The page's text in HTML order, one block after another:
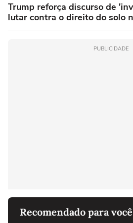
Trump reforça discurso de
lutar contra o direito do solo
PUBLICIDADE
Recomendado para você